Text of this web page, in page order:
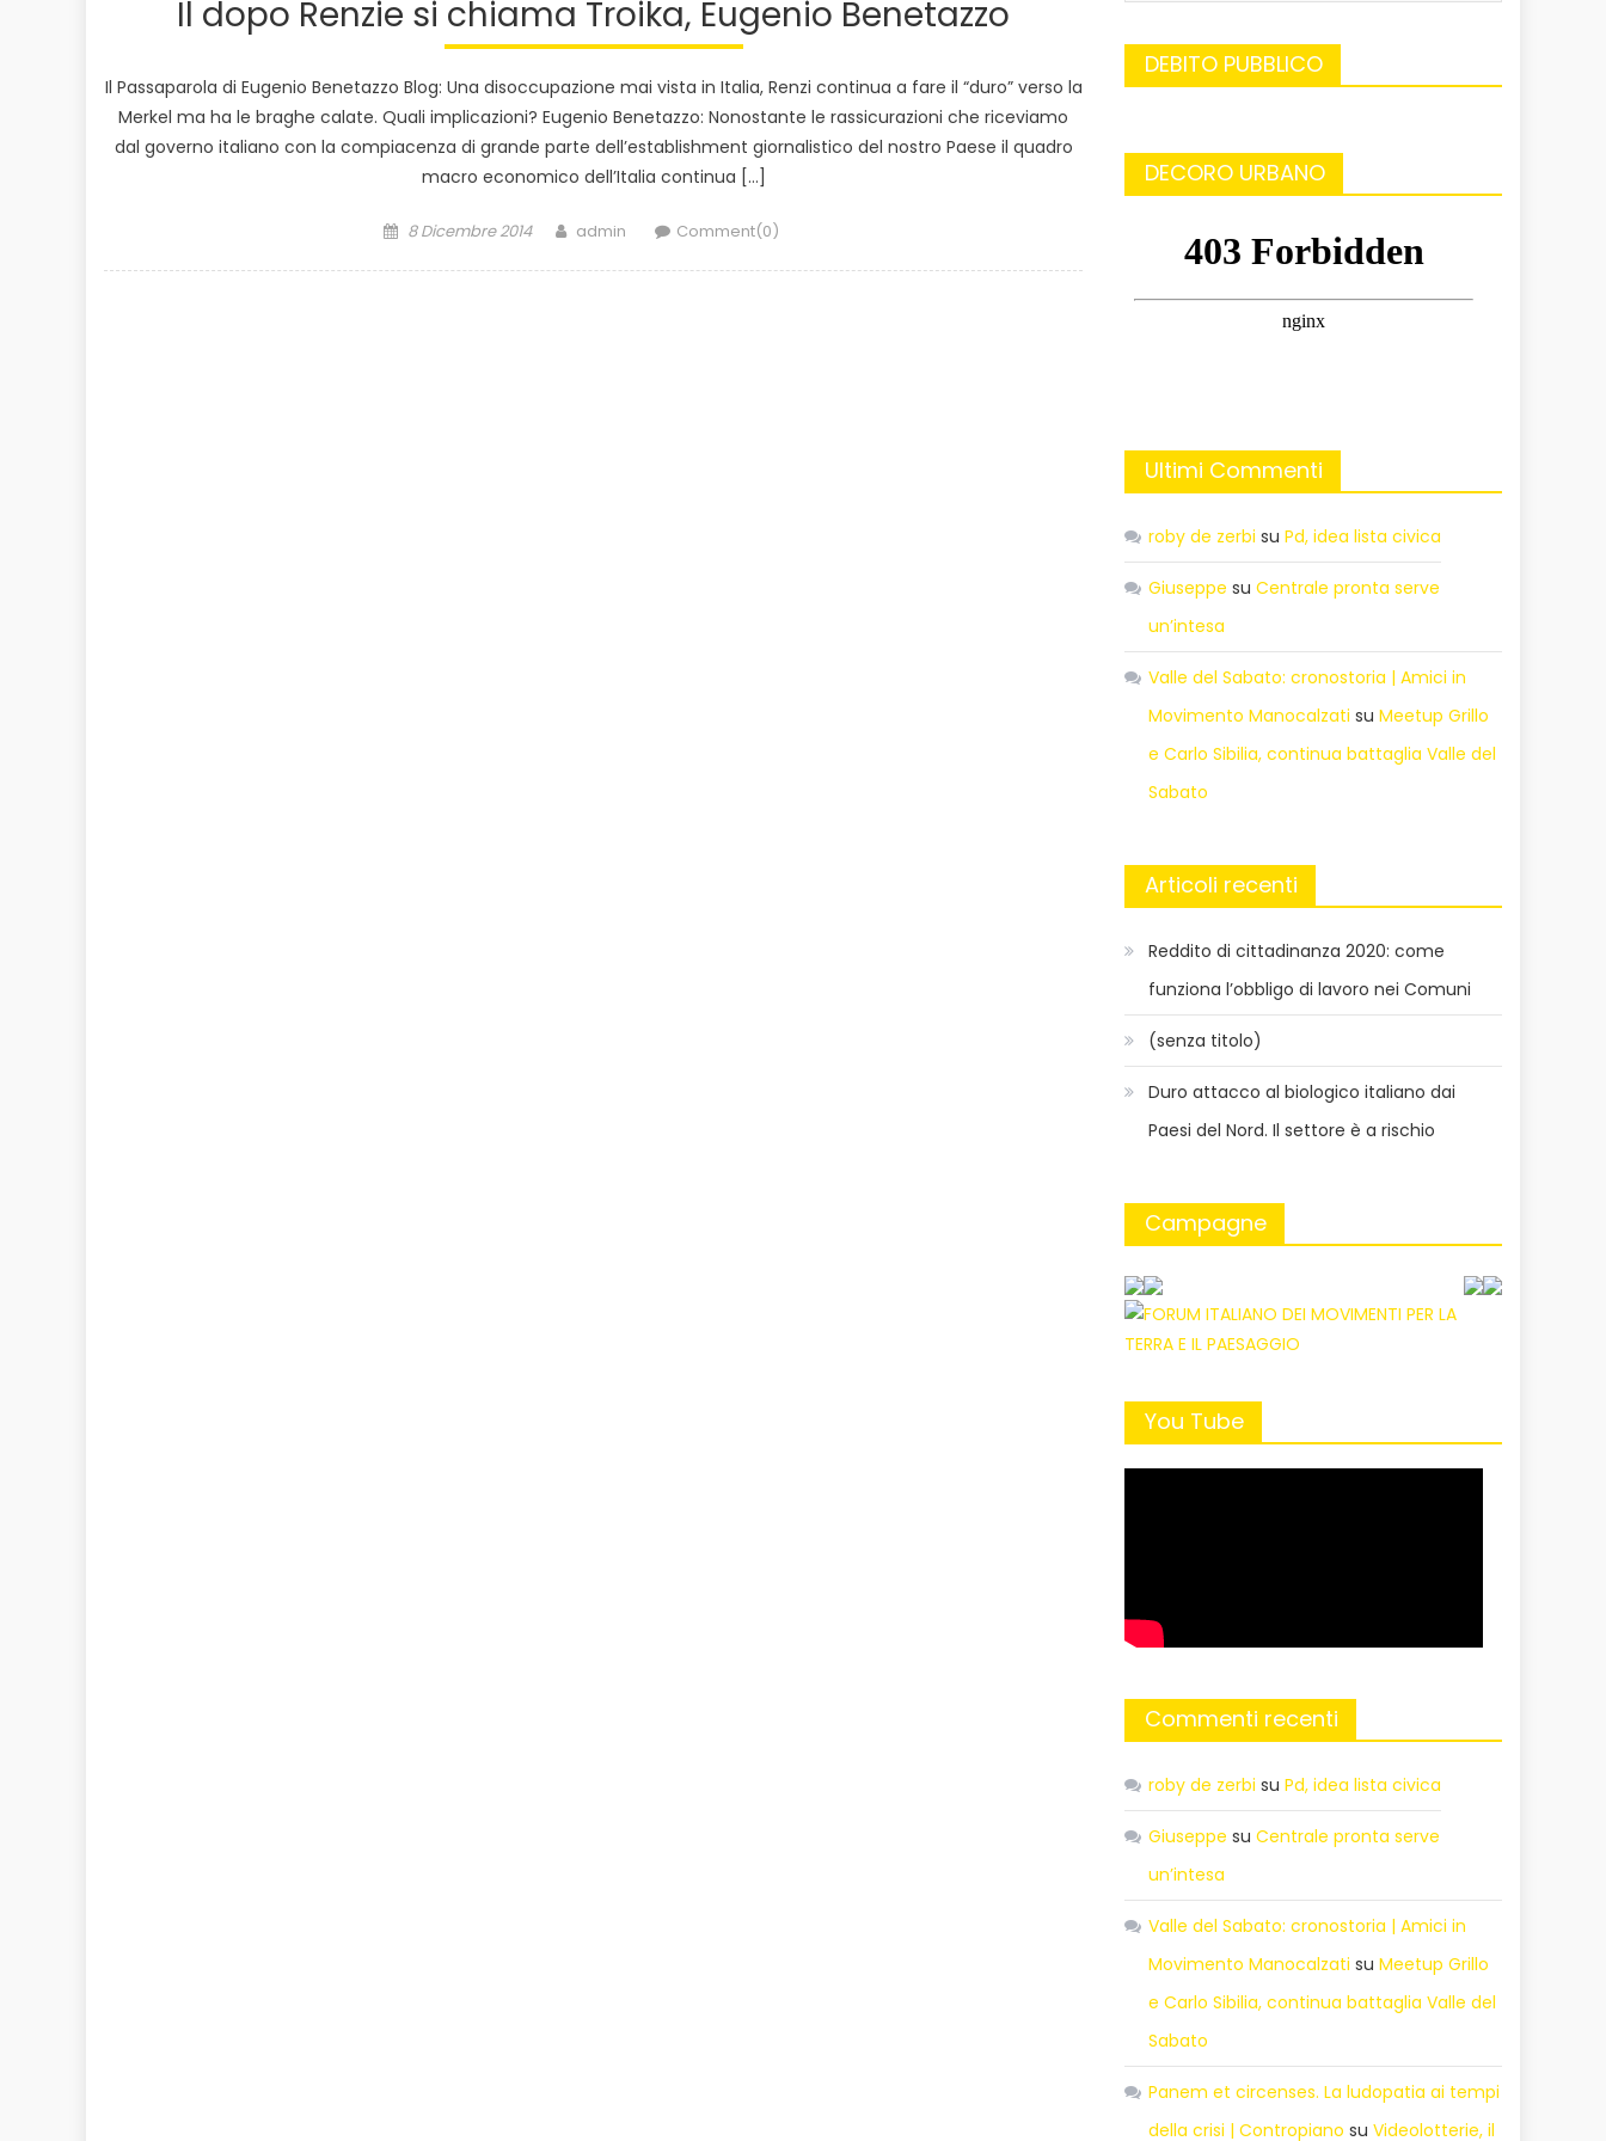
Il dopo Renzie si chiama Troika, Eugenio Benetazzo
Il Passaparola di Eugenio Benetazzo Blog: Una disoccupazione mai vista in Italia, Renzi continua a fare il “duro” verso la
Merkel ma ha le braghe calate. Quali implicazioni? Eugenio Benetazzo: Nonostante le rassicurazioni che riceviamo
dal governo italiano con la compiacenza di grande parte dell’establishment giornalistico del nostro Paese il quadro
macro economico dell’Italia continua […]
Posted
8 Dicembre 2014 Author
admin Comment(0)
DEBITO PUBBLICO
DECORO URBANO
Ultimi Commenti
roby de zerbi suPd, idea lista civica
Giuseppe suCentrale pronta serve
un’intesa
Valle del Sabato: cronostoria | Amici in
Movimento Manocalzati suMeetup Grillo
e Carlo Sibilia, continua battaglia Valle del
Sabato
Articoli recenti
Reddito di cittadinanza 2020: come
funziona l’obbligo di lavoro nei Comuni
(senza titolo)
Duro attacco al biologico italiano dai
Paesi del Nord. Il settore è a rischio
Campagne
You Tube
Commenti recenti
roby de zerbi suPd, idea lista civica
Giuseppe suCentrale pronta serve
un’intesa
Valle del Sabato: cronostoria | Amici in
Movimento Manocalzati suMeetup Grillo
e Carlo Sibilia, continua battaglia Valle del
Sabato
Panem et circenses. La ludopatia ai tempi
della crisi | Contropiano suVideolotterie, il